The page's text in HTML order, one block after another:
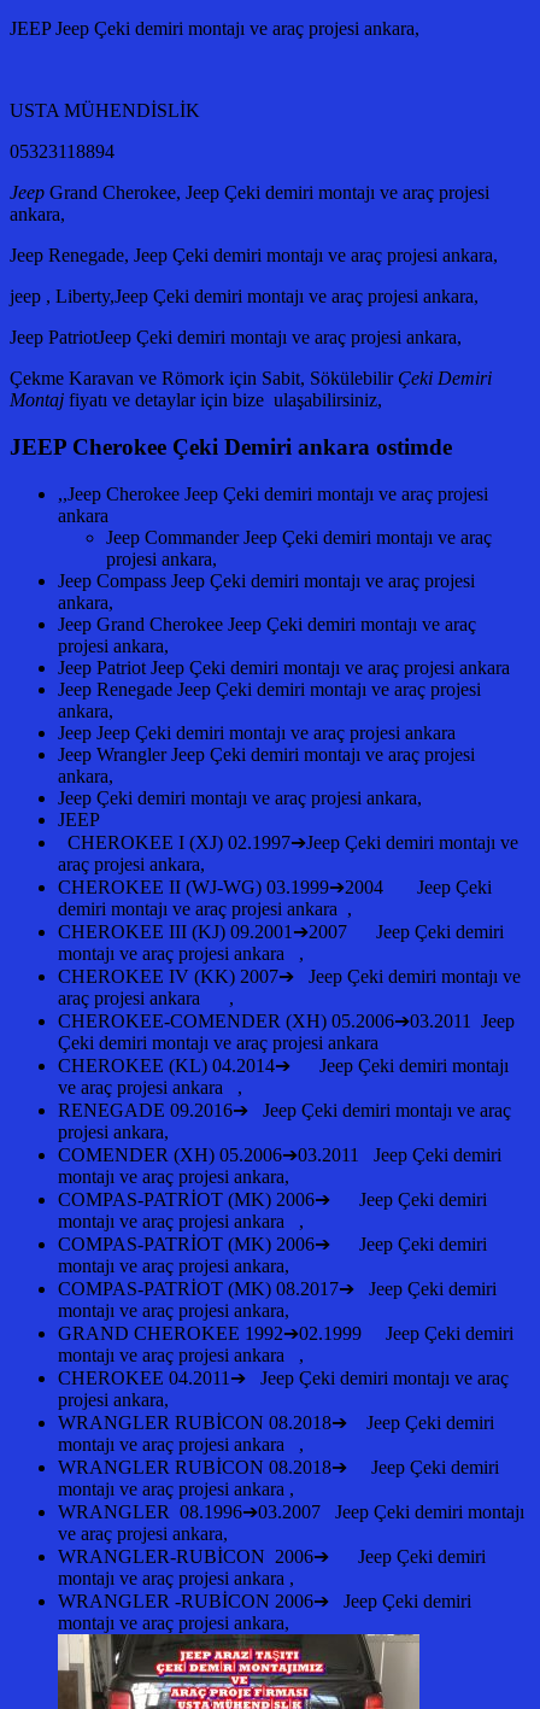
JEEP Jeep Çeki demiri montajı ve araç projesi ankara,
USTA MÜHENDİSLİK
05323118894
Jeep Grand Cherokee, Jeep Çeki demiri montajı ve araç projesi
ankara,
Jeep Renegade, Jeep Çeki demiri montajı ve araç projesi ankara,
jeep , Liberty,Jeep Çeki demiri montajı ve araç projesi ankara,
Jeep PatriotJeep Çeki demiri montajı ve araç projesi ankara,
Çekme Karavan ve Römork için Sabit, Sökülebilir Çeki Demiri
Montaj fiyatı ve detaylar için bize ulaşabilirsiniz,
JEEP Cherokee Çeki Demiri ankara ostimde
,,Jeep Cherokee Jeep Çeki demiri montajı ve araç projesi
ankara
Jeep Commander Jeep Çeki demiri montajı ve araç
projesi ankara,
Jeep Compass Jeep Çeki demiri montajı ve araç projesi
ankara,
Jeep Grand Cherokee Jeep Çeki demiri montajı ve araç
projesi ankara,
Jeep Patriot Jeep Çeki demiri montajı ve araç projesi ankara
Jeep Renegade Jeep Çeki demiri montajı ve araç projesi
ankara,
Jeep Jeep Çeki demiri montajı ve araç projesi ankara
Jeep Wrangler Jeep Çeki demiri montajı ve araç projesi
ankara,
Jeep Çeki demiri montajı ve araç projesi ankara,
JEEP
CHEROKEE I (XJ) 02.1997➔Jeep Çeki demiri montajı ve
araç projesi ankara,
CHEROKEE II (WJ-WG) 03.1999➔2004 Jeep Çeki
demiri montajı ve araç projesi ankara ,
CHEROKEE III (KJ) 09.2001➔2007 Jeep Çeki demiri
montajı ve araç projesi ankara ,
CHEROKEE IV (KK) 2007➔ Jeep Çeki demiri montajı ve
araç projesi ankara ,
CHEROKEE-COMENDER (XH) 05.2006➔03.2011 Jeep
Çeki demiri montajı ve araç projesi ankara
CHEROKEE (KL) 04.2014➔ Jeep Çeki demiri montajı
ve araç projesi ankara ,
RENEGADE 09.2016➔ Jeep Çeki demiri montajı ve araç
projesi ankara,
COMENDER (XH) 05.2006➔03.2011 Jeep Çeki demiri
montajı ve araç projesi ankara,
COMPAS-PATRİOT (MK) 2006➔ Jeep Çeki demiri
montajı ve araç projesi ankara ,
COMPAS-PATRİOT (MK) 2006➔ Jeep Çeki demiri
montajı ve araç projesi ankara,
COMPAS-PATRİOT (MK) 08.2017➔ Jeep Çeki demiri
montajı ve araç projesi ankara,
GRAND CHEROKEE 1992➔02.1999 Jeep Çeki demiri
montajı ve araç projesi ankara ,
CHEROKEE 04.2011➔ Jeep Çeki demiri montajı ve araç
projesi ankara,
WRANGLER RUBİCON 08.2018➔ Jeep Çeki demiri
montajı ve araç projesi ankara ,
WRANGLER RUBİCON 08.2018➔ Jeep Çeki demiri
montajı ve araç projesi ankara ,
WRANGLER 08.1996➔03.2007 Jeep Çeki demiri montajı
ve araç projesi ankara,
WRANGLER-RUBİCON 2006➔ Jeep Çeki demiri
montajı ve araç projesi ankara ,
WRANGLER -RUBİCON 2006➔ Jeep Çeki demiri
montajı ve araç projesi ankara,